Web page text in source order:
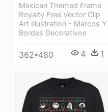
Mexican Themed Frame
Royalty Free Vector Clip
Art Illustration - Marcos Y
Bordes Decorativos
362*480 4 1